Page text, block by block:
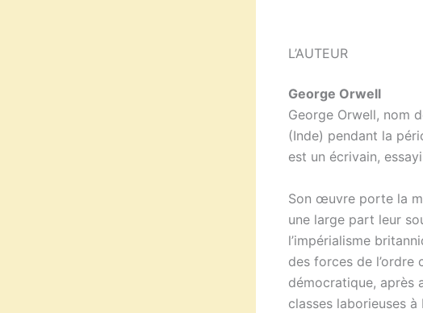
L’AUTEUR
George Orwell
George Orwell, nom
(Inde) pendant la
est un écrivain,
Son œuvre porte la
une large part leur
l’impérialisme
des forces de
démocratique, après
classes laborieuses